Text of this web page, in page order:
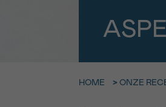
HOME > ONZE